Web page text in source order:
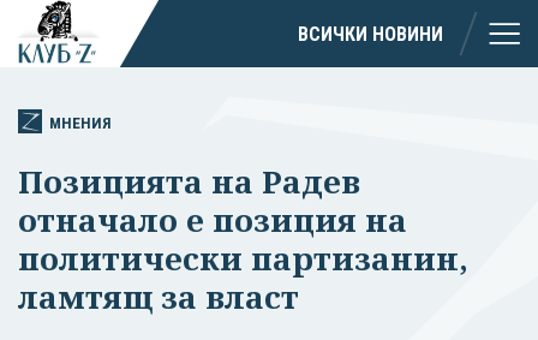
ВСИЧКИ НОВИНИ
МНЕНИЯ
Позицията на Радев
отначало е позиция на
политически партизанин,
ламтящ за власт